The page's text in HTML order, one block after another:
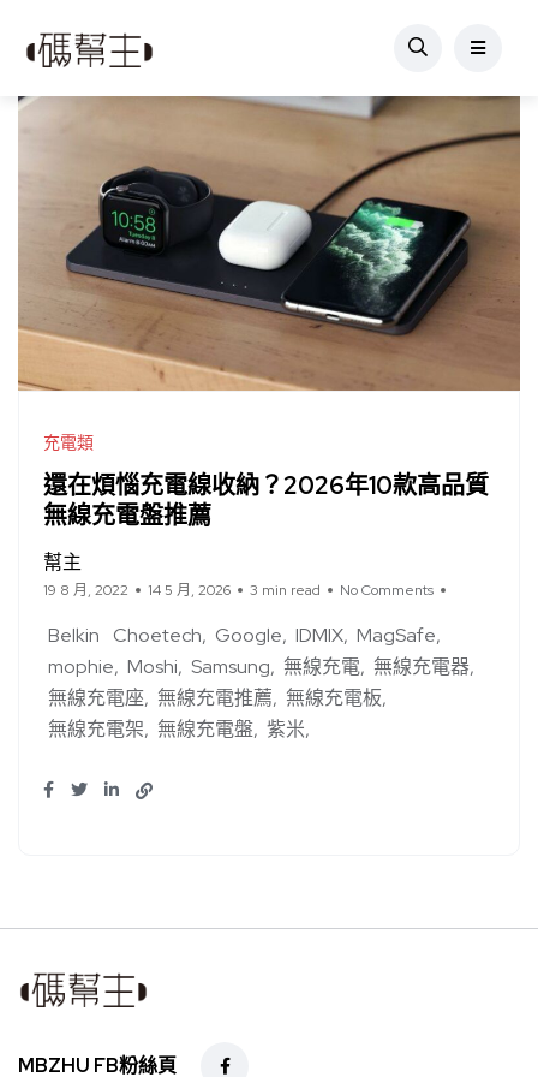
充電類
還在煩惱充電線收納？2026年10款高品質
無線充電盤推薦
幫主
19 8 月, 2022 14 5 月, 2026 3 min read No Comments
Belkin Choetech Google IDMIX MagSafe
mophie Moshi Samsung 無線充電 無線充電器
無線充電座 無線充電推薦
無線充電板
無線充電架
無線充電盤 紫米
MBZHU FB粉絲頁